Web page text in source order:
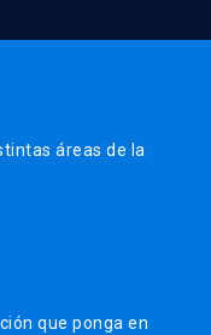
áreas de la
que ponga en